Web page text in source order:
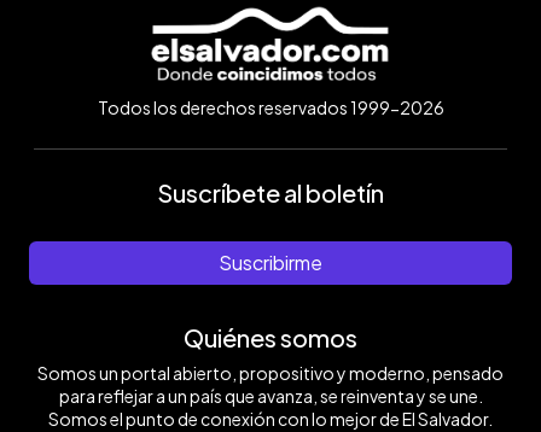
Todos los derechos reservados 1999-2026
Suscríbete al boletín
Suscribirme
Quiénes somos
Somos un portal abierto, propositivo y moderno, pensado
para reflejar a un país que avanza, se reinventa y se une.
Somos el punto de conexión con lo mejor de El Salvador.